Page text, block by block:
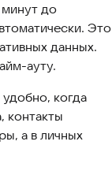
до
Это
данных.
ауту.
когда
контакты
а в личных